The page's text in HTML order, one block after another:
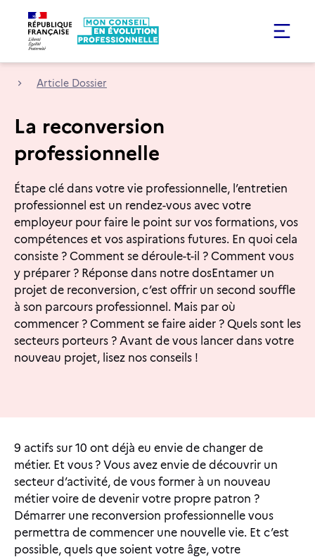
Article Dossier
La reconversion
professionnelle
Étape clé dans votre vie professionnelle, l’entretien
professionnel est un rendez-vous avec votre
employeur pour faire le point sur vos formations, vos
compétences et vos aspirations futures. En quoi cela
consiste ? Comment se déroule-t-il ? Comment vous
y préparer ? Réponse dans notre dosEntamer un
projet de reconversion, c’est offrir un second souffle
à son parcours professionnel. Mais par où
commencer ? Comment se faire aider ? Quels sont les
secteurs porteurs ? Avant de vous lancer dans votre
nouveau projet, lisez nos conseils !
9 actifs sur 10 ont déjà eu envie de changer de
métier. Et vous ? Vous avez envie de découvrir un
secteur d’activité, de vous former à un nouveau
métier voire de devenir votre propre patron ?
Démarrer une reconversion professionnelle vous
permettra de commencer une nouvelle vie. Et c’est
possible, quels que soient votre âge, votre